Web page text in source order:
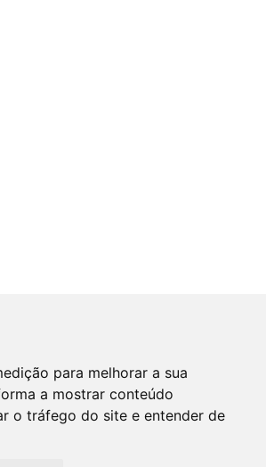
para melhorar a sua
a mostrar conteúdo
o tráfego do site e entender de
NEWSLETTER
informado das nossas
e muito mais...